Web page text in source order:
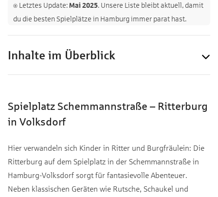
⍟ Letztes Update:Mai 2025. Unsere Liste bleibt aktuell, damit
du die besten Spielplätze in Hamburg immer parat hast.
Inhalte im Überblick
Spielplatz Schemmannstraße – Ritterburg
in Volksdorf
Hier verwandeln sich Kinder in Ritter und Burgfräulein: Die
Ritterburg auf dem Spielplatz in der Schemmannstraße in
Hamburg-Volksdorf sorgt für fantasievolle Abenteuer.
Neben klassischen Geräten wie Rutsche, Schaukel und